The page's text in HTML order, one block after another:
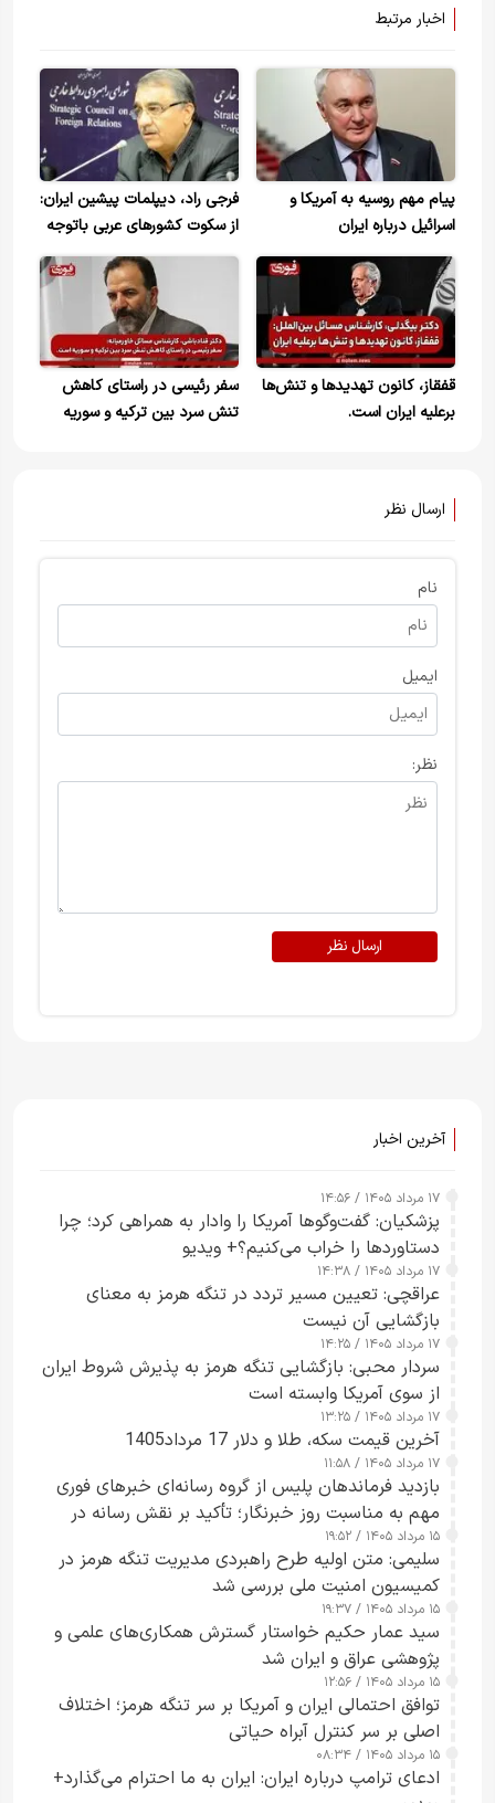
اخبار مرتبط
پیام مهم روسیه به آمریکا و
اسرائیل درباره ایران
فرجی راد، دیپلمات پیشین ایران:
از سکوت کشورهای عربی با‌توجه
به عضویت سوریه در اتحادیه
عرب می‌توان احتمال ایجاد یک
نوع رضایت نسبی بین اعراب،
اسرائیل و آمریکا را داد
قفقاز، کانون تهدیدها و تنش‌ها
برعلیه ایران است.
سفر رئیسی در راستای کاهش
تنش سرد بین ترکیه و سوریه‌
ارسال نظر
نام
ایمیل
نظر:
ارسال نظر
آخرین اخبار
۱۷ مرداد ۱۴۰۵ / ۱۴:۵۶
پزشکیان: گفت‌وگوها آمریکا را وادار به همراهی کرد؛ چرا
دستاوردها را خراب می‌کنیم؟+ ویدیو
۱۷ مرداد ۱۴۰۵ / ۱۴:۳۸
عراقچی: تعیین مسیر تردد در تنگه هرمز به معنای
بازگشایی آن نیست
۱۷ مرداد ۱۴۰۵ / ۱۴:۲۵
سردار محبی: بازگشایی تنگه هرمز به پذیرش شروط ایران
از سوی آمریکا وابسته است
۱۷ مرداد ۱۴۰۵ / ۱۳:۲۵
آخرین قیمت سکه، طلا و دلار 17 مرداد1405
۱۷ مرداد ۱۴۰۵ / ۱۱:۵۸
بازدید فرماندهان پلیس از گروه رسانه‌ای خبرهای فوری
مهم به مناسبت روز خبرنگار؛ تأکید بر نقش رسانه در
تقویت امنیت و اعتماد عمومی
۱۵ مرداد ۱۴۰۵ / ۱۹:۵۲
سلیمی: متن اولیه طرح راهبردی مدیریت تنگه هرمز در
کمیسیون امنیت ملی بررسی شد
۱۵ مرداد ۱۴۰۵ / ۱۹:۳۷
سید عمار حکیم خواستار گسترش همکاری‌های علمی و
پژوهشی عراق و ایران شد
۱۵ مرداد ۱۴۰۵ / ۱۲:۵۶
توافق احتمالی ایران و آمریکا بر سر تنگه هرمز؛ اختلاف
اصلی بر سر کنترل آبراه حیاتی
۱۵ مرداد ۱۴۰۵ / ۰۸:۳۴
ادعای ترامپ درباره ایران: ایران به ما احترام می‌گذارد+